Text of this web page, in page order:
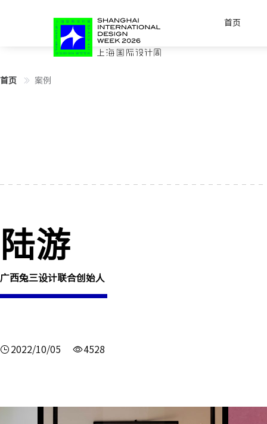
首页
首页 案例
陆游
广西兔三设计联合创始人
2022/10/05 4528